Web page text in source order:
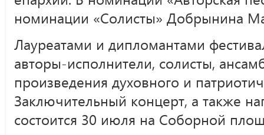
номинации «Солисты» Добрынина
Лауреатами и дипломантами
авторы-исполнители, солисты,
произведения духовного и
Заключительный концерт, а также
состоится 30 июля на Соборной